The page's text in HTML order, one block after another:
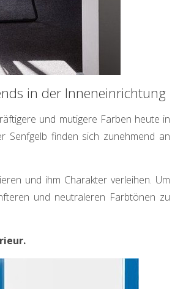
in der Inneneinrichtung
und mutigere Farben heute in
Senfgelb finden sich zunehmend an
und ihm Charakter verleihen. Um
und neutraleren Farbtönen zu